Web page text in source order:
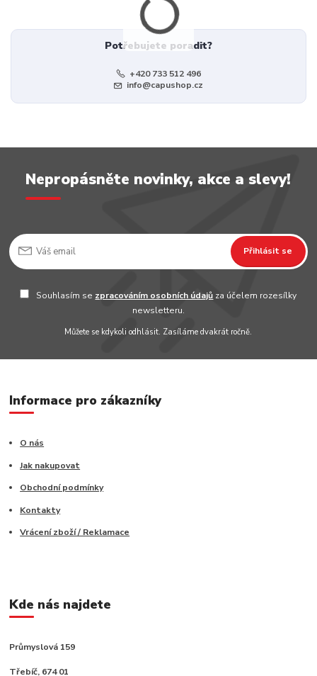
Potřebujete poradit?
+420 733 512 496
info@capushop.cz
Nepropásněte novinky, akce a slevy!
Přihlásit se
Souhlasím se zpracováním osobních údajů za účelem rozesílky
newsletteru.
Můžete se kdykoli odhlásit. Zasíláme dvakrát ročně.
Informace pro zákazníky
O nás
Jak nakupovat
Obchodní podmínky
Kontakty
Vrácení zboží / Reklamace
Kde nás najdete
Průmyslová 159
Třebíč, 674 01